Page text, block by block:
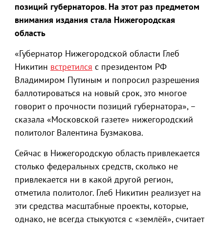
позиций губернаторов. На этот раз предметом
внимания издания стала Нижегородская
область
«Губернатор Нижегородской области Глеб
Никитин встретился с президентом РФ
Владимиром Путиным и попросил разрешения
баллотироваться на новый срок, это многое
говорит о прочности позиций губернатора», –
сказала «Московской газете» нижегородский
политолог Валентина Бузмакова.
Сейчас в Нижегородскую область привлекается
столько федеральных средств, сколько не
привлекается ни в какой другой регион,
отметила политолог. Глеб Никитин реализует на
эти средства масштабные проекты, которые,
однако, не всегда стыкуются с «землёй», считает